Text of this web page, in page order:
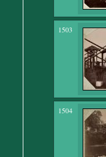
1503
1504